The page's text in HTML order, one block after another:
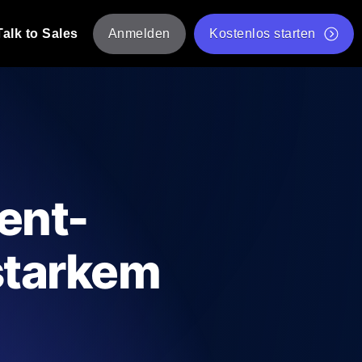
Probes aus 25+ Standorten.
es tun.
API-Statusprüfer
Liste kostenloser Web-Tools
to Sales Anmelden Kostenlos starten